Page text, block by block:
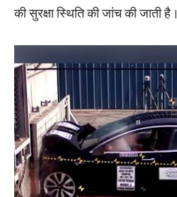
की सुरक्षा स्थिति की जांच की जाती है।